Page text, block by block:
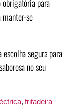
obrigatória para
manter-se
escolha segura para
no seu
, fritadeira